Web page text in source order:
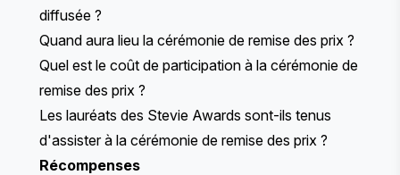
diffusée ?
Quand aura lieu la cérémonie de remise des prix ?
Quel est le coût de participation à la cérémonie de
remise des prix ?
Les lauréats des Stevie Awards sont-ils tenus
d'assister à la cérémonie de remise des prix ?
Récompenses